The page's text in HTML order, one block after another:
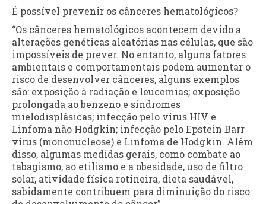
É possível prevenir os cânceres hematológicos?
“Os cânceres hematológicos acontecem devido a
alterações genéticas aleatórias nas células, que são
impossíveis de prever. No entanto, alguns fatores
ambientais e comportamentais podem aumentar o
risco de desenvolver cânceres, alguns exemplos
são: exposição à radiação e leucemias; exposição
prolongada ao benzeno e síndromes
mielodisplásicas; infecção pelo vírus HIV e
Linfoma não Hodgkin; infecção pelo Epstein Barr
vírus (mononucleose) e Linfoma de Hodgkin. Além
disso, algumas medidas gerais, como combate ao
tabagismo, ao etilismo e a obesidade, uso de filtro
solar, atividade física rotineira, dieta saudável,
sabidamente contribuem para diminuição do risco